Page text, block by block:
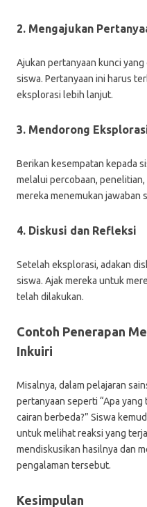
2. Mengajukan
Ajukan pertanyaan kunci
siswa. Pertanyaan ini harus
eksplorasi lebih lanjut.
3. Mendorong
Berikan kesempatan kepada
melalui percobaan,
mereka menemukan jawaban
4. Diskusi dan Refleksi
Setelah eksplorasi, adakan
siswa. Ajak mereka untuk
telah dilakukan.
Contoh Penerapan
Inkuiri
Misalnya, dalam pelajaran
pertanyaan seperti “Apa
cairan berbeda?” Siswa
untuk melihat reaksi yang
mendiskusikan hasilnya dan
pengalaman tersebut.
Kesimpulan